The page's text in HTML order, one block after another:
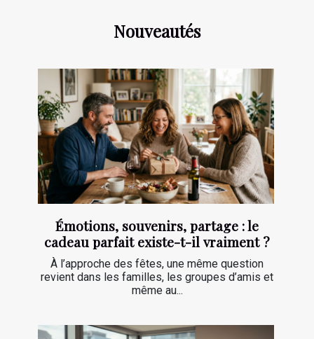
Nouveautés
Émotions, souvenirs, partage : le
cadeau parfait existe-t-il vraiment ?
À l’approche des fêtes, une même question
revient dans les familles, les groupes d’amis et
même au...